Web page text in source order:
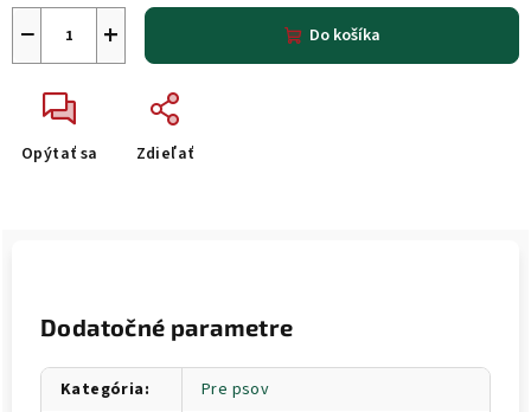
+
− Do košíka
Opýtať sa Zdieľať
Dodatočné parametre
Kategória:
Pre psov